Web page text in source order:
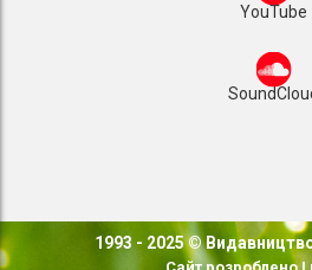
YouTube
1993 - 2025 ©